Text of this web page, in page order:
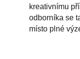
kreativnímu
odborníka se
místo plné